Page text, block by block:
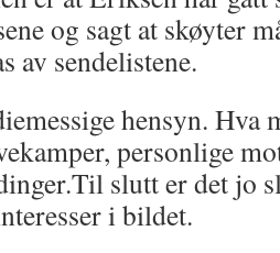
og sagt at skøyter
av sendelistene.
hensyn. Hva
personlige
slutt er det jo
i bildet.